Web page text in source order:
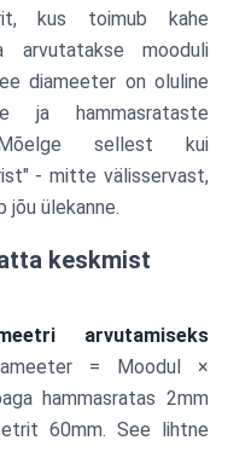
kus toimub kahe
arvutatakse mooduli
diameeter on oluline
ja hammasrataste
Mõelge sellest kui
- mitte välisservast,
ülekanne.
keskmist
arvutamiseks
= Moodul ×
hammasratas 2mm
60mm. See lihtne